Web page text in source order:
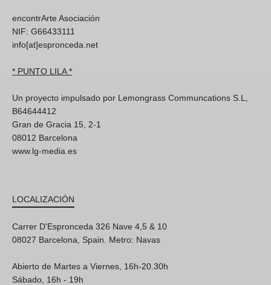
encontrArte Asociación
NIF: G66433111
info[at]espronceda.net
* PUNTO LILA *
Un proyecto impulsado por Lemongrass Communcations S.L,
B64644412
Gran de Gracia 15, 2-1
08012 Barcelona
www.lg-media.es
LOCALIZACIÓN
Carrer D'Espronceda 326 Nave 4,5 & 10
08027 Barcelona, Spain. Metro: Navas
Abierto de Martes a Viernes, 16h-20.30h
Sábado, 16h - 19h